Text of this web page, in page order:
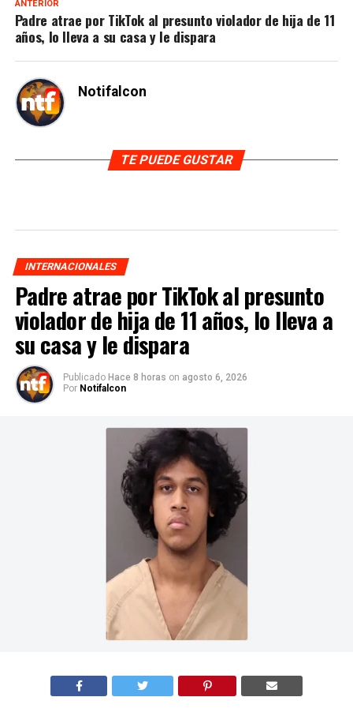
ANTERIOR
Padre atrae por TikTok al presunto violador de hija de 11
años, lo lleva a su casa y le dispara
Notifalcon
TE PUEDE GUSTAR
INTERNACIONALES
Padre atrae por TikTok al presunto
violador de hija de 11 años, lo lleva a
su casa y le dispara
Publicado Hace 8 horas on agosto 6, 2026
Por Notifalcon